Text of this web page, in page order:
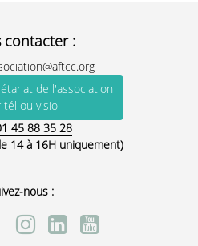
contacter :
de l'association
tél ou visio
45 88 35 28
14 à 16H uniquement)
nous :